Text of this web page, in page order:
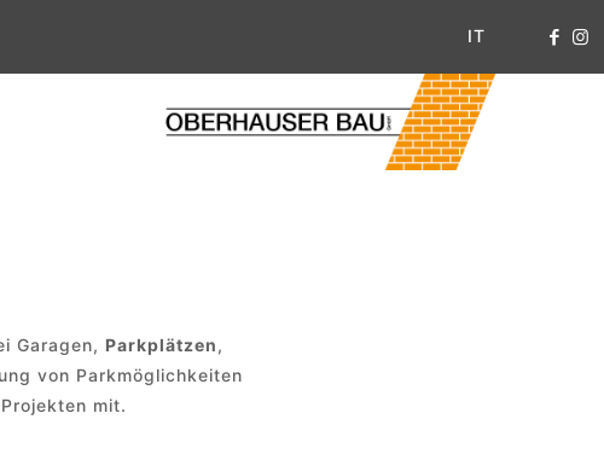
Garagen, Parkplätzen,
von Parkmöglichkeiten
mit.
IT